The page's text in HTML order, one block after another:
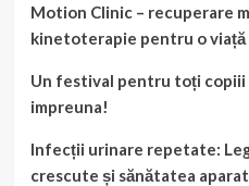
Motion Clinic – recuperare
kinetoterapie pentru o viață
Un festival pentru toți copiii
impreuna!
Infecții urinare repetate:
crescute și sănătatea